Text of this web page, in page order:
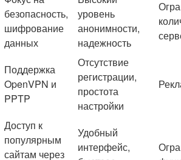
безопасность,
шифрование
данных
уровень
анонимности,
надежность
Поддержка
OpenVPN и
PPTP
Отсутствие
регистрации,
простота
настройки
Доступ к
популярным
сайтам через
Удобный
интерфейс,